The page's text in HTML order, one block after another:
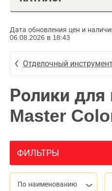
Дата обновления цен и
06.08.2026 в 18:43
Отделочный
Ролики для
Master
ФИЛЬТРЫ
По наименованию